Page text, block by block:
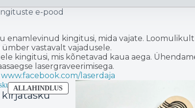
e-pood
enamlevinud kingitusi, mida vajate.
vastavalt vajadusele.
kingitusi, mis kõnetavad kaua aega.
lasergraveerimisega.
www.facebook.com/laserdaja
ALLAHINDLUSSOODUSMÜÜGIS
TOODE
kirjatasku